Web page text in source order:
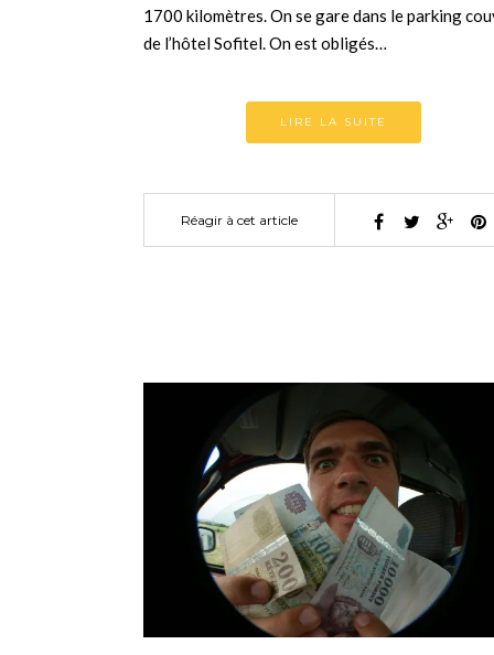
1700 kilomètres. On se gare dans le parking
de l’hôtel Sofitel. On est obligés…
LIRE LA SUITE
Réagir à cet article